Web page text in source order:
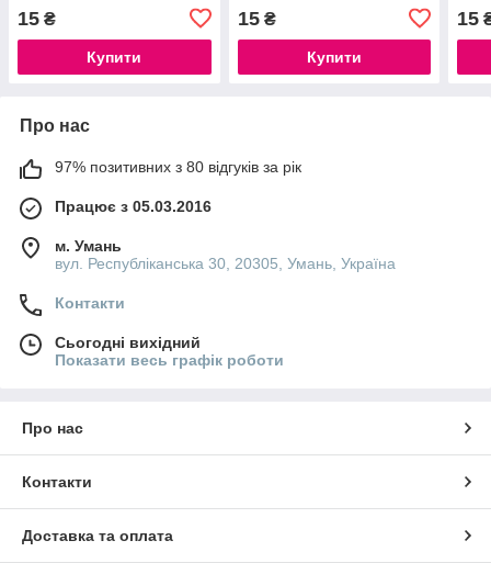
15 ₴
Купити
15₴
Купити
15
Про нас
97% позитивних з 80 відгуків за рік
Працює з 05.03.2016
м. Умань
вул. Республіканська 30, 20305, Умань, Україна
Контакти
Сьогодні вихідний
Показати весь графік роботи
Про нас
Контакти
Доставка та оплата